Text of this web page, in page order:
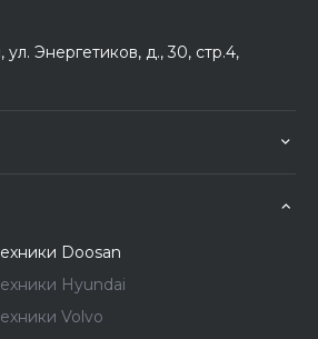
Энергетиков, д., 30, стр.4,
Doosan
Hyundai
Volvo